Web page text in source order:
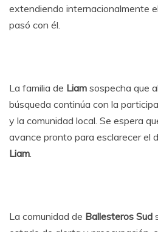
extendiendo internacionalmente
pasó con él.
La familia de Liam sospecha que
búsqueda continúa con la
y la comunidad local. Se espera
avance pronto para esclarecer el
Liam
La comunidad de Ballesteros Sud